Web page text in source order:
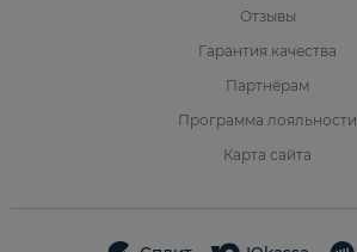
Отзывы
Гарантия качества
Партнёрам
Программа лояльности
Карта сайта